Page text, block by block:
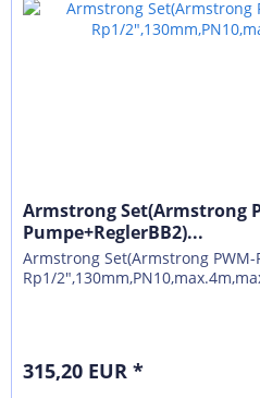
Armstrong Set(Armstrong
Pumpe+ReglerBB2)...
Armstrong Set(Armstrong PWM-
Rp1/
315,20 EUR *